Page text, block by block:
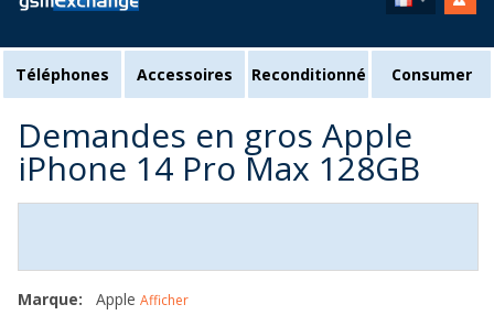
Téléphones Accessoires Reconditionné Consumer
Demandes en gros Apple
iPhone 14 Pro Max 128GB
Marque: Apple Afficher